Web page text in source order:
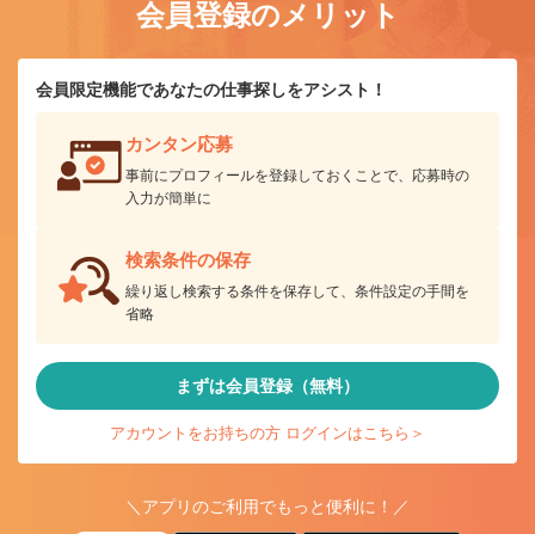
会員登録のメリット
会員限定機能であなたの仕事探しをアシスト！
カンタン応募
事前にプロフィールを登録しておくことで、応募時の
入力が簡単に
検索条件の保存
繰り返し検索する条件を保存して、条件設定の手間を
省略
まずは会員登録（無料）
アカウントをお持ちの方 ログインはこちら＞
＼アプリのご利用でもっと便利に！／